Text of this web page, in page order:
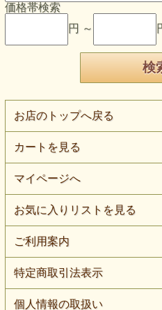
価格帯検索
円 ～
お店のトップへ戻る
カートを見る
マイページへ
お気に入りリストを見る
ご利用案内
特定商取引法表示
個人情報の取扱い